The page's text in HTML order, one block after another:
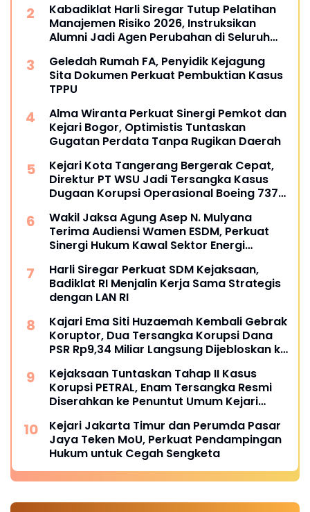
Kabadiklat Harli Siregar Tutup Pelatihan
Manajemen Risiko 2026, Instruksikan
Alumni Jadi Agen Perubahan di Seluruh
Geledah Rumah FA, Penyidik Kejagung
Sita Dokumen Perkuat Pembuktian Kasus
TPPU
Alma Wiranta Perkuat Sinergi Pemkot dan
Kejari Bogor, Optimistis Tuntaskan
Gugatan Perdata Tanpa Rugikan Daerah
Kejari Kota Tangerang Bergerak Cepat,
Direktur PT WSU Jadi Tersangka Kasus
Dugaan Korupsi Operasional Boeing 737-
Wakil Jaksa Agung Asep N. Mulyana
Terima Audiensi Wamen ESDM, Perkuat
Sinergi Hukum Kawal Sektor Energi
Harli Siregar Perkuat SDM Kejaksaan,
Badiklat RI Menjalin Kerja Sama Strategis
dengan LAN RI
Kajari Ema Siti Huzaemah Kembali Gebrak
Koruptor, Dua Tersangka Korupsi Dana
PSR Rp9,34 Miliar Langsung Dijebloskan ke
Kejaksaan Tuntaskan Tahap II Kasus
Korupsi PETRAL, Enam Tersangka Resmi
Diserahkan ke Penuntut Umum Kejari
Kejari Jakarta Timur dan Perumda Pasar
Jaya Teken MoU, Perkuat Pendampingan
Hukum untuk Cegah Sengketa